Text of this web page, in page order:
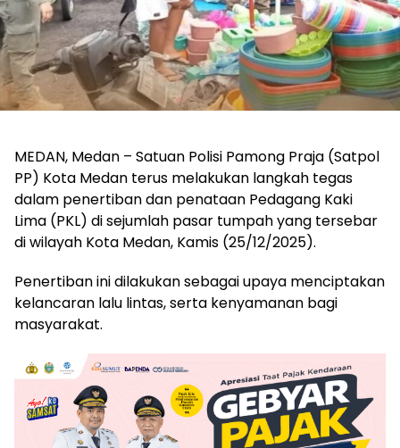
MEDAN, Medan – Satuan Polisi Pamong Praja (Satpol
PP) Kota Medan terus melakukan langkah tegas
dalam penertiban dan penataan Pedagang Kaki
Lima (PKL) di sejumlah pasar tumpah yang tersebar
di wilayah Kota Medan, Kamis (25/12/2025).
Penertiban ini dilakukan sebagai upaya menciptakan
kelancaran lalu lintas, serta kenyamanan bagi
masyarakat.